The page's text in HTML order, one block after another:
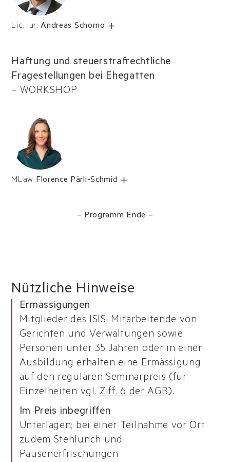
Lic. iur. Andreas Schorno
Haftung und steuerstrafrechtliche
Fragestellungen bei Ehegatten
– WORKSHOP
MLaw Florence Pärli-Schmid
– Programm Ende –
Nützliche Hinweise
Ermässigungen
Mitglieder des ISIS, Mitarbeitende von
Gerichten und Verwaltungen sowie
Personen unter 35 Jahren oder in einer
Ausbildung erhalten eine Ermässigung
auf den regulären Seminarpreis (für
Einzelheiten vgl. Ziff. 6 der AGB).
Im Preis inbegriffen
Unterlagen; bei einer Teilnahme vor Ort
zudem Stehlunch und
Pausenerfrischungen